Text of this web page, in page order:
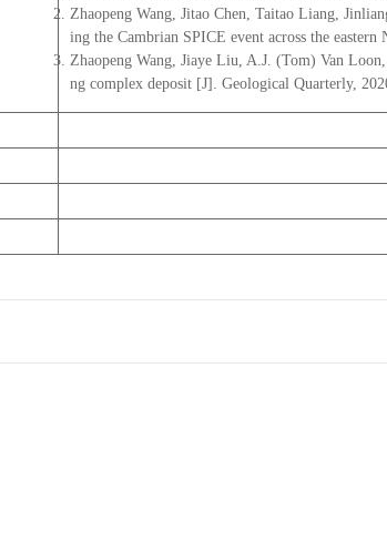
Zhaopeng Wang, Jitao Chen, Taitao Liang,
ing the Cambrian SPICE event across the
Zhaopeng Wang, Jiaye Liu, A.J. (Tom) Van
ng complex deposit [J]. Geological Quarterly,